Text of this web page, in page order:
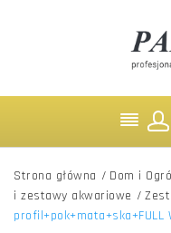
Strona główna / Dom i
i zestawy akwariowe /
profil+pok+mata+ska+FULL